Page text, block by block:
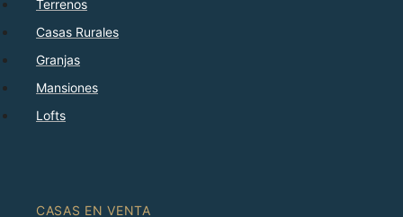
Terrenos
Casas Rurales
Granjas
Mansiones
Lofts
CASAS EN VENTA